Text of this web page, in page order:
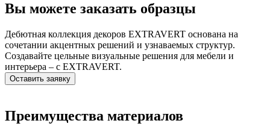
Вы можете заказать образцы
Дебютная коллекция декоров EXTRAVERT основана на
сочетании акцентных решений и узнаваемых структур.
Создавайте цельные визуальные решения для мебели и
интерьера – с EXTRAVERT.
Оставить заявку
Преимущества материалов